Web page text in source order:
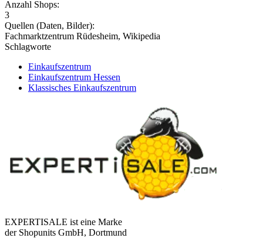
Anzahl Shops:
3
Quellen (Daten, Bilder):
Fachmarktzentrum Rüdesheim, Wikipedia
Schlagworte
Einkaufszentrum
Einkaufszentrum Hessen
Klassisches Einkaufszentrum
EXPERTISALE ist eine Marke
der Shopunits GmbH, Dortmund